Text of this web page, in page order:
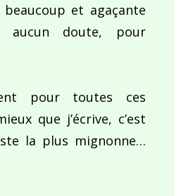
et agaçante
aucun doute, pour
pour toutes ces
que j’écrive, c’est
la plus mignonne…